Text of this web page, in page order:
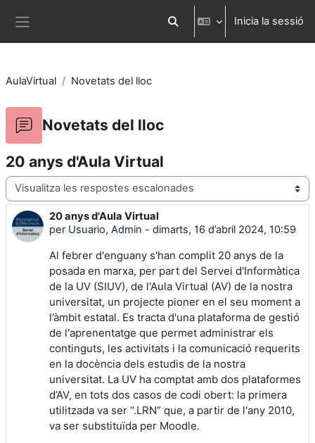
Commuta l'entrada de la cerca
Inicia la sessió
AulaVirtual Novetats del lloc
Novetats del lloc
20 anys d'Aula Virtual
Mode de visualització
20 anys d'Aula Virtual
per Usuario, Admin - dimarts, 16 d’abril 2024, 10:59
Nombre de respostes: 0
Al febrer d'enguany s'han complit 20 anys de la
posada en marxa, per part del Servei d'Informàtica
de la UV (SIUV), de l'Aula Virtual (AV) de la nostra
universitat, un projecte pioner en el seu moment a
l’àmbit estatal. Es tracta d'una plataforma de gestió
de l'aprenentatge que permet administrar els
continguts, les activitats i la comunicació requerits
en la docència dels estudis de la nostra
universitat. La UV ha comptat amb dos plataformes
d’AV, en tots dos casos de codi obert: la primera
utilitzada va ser “.LRN” que, a partir de l'any 2010,
va ser substituïda per Moodle.